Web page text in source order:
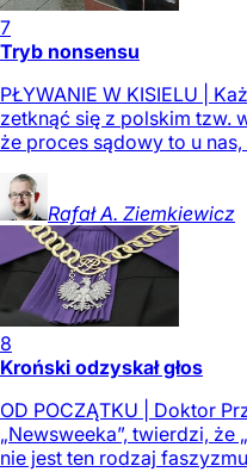
7
Tryb nonsensu
PŁYWANIE W KISIELU |
zetknąć się z polskim tzw.
że proces sądowy to u
Rafał A. Ziemkiewicz
8
Kroński odzyskał głos
OD POCZĄTKU | Doktor
„Newsweeka”, twierdzi, że
nie jest ten rodzaj